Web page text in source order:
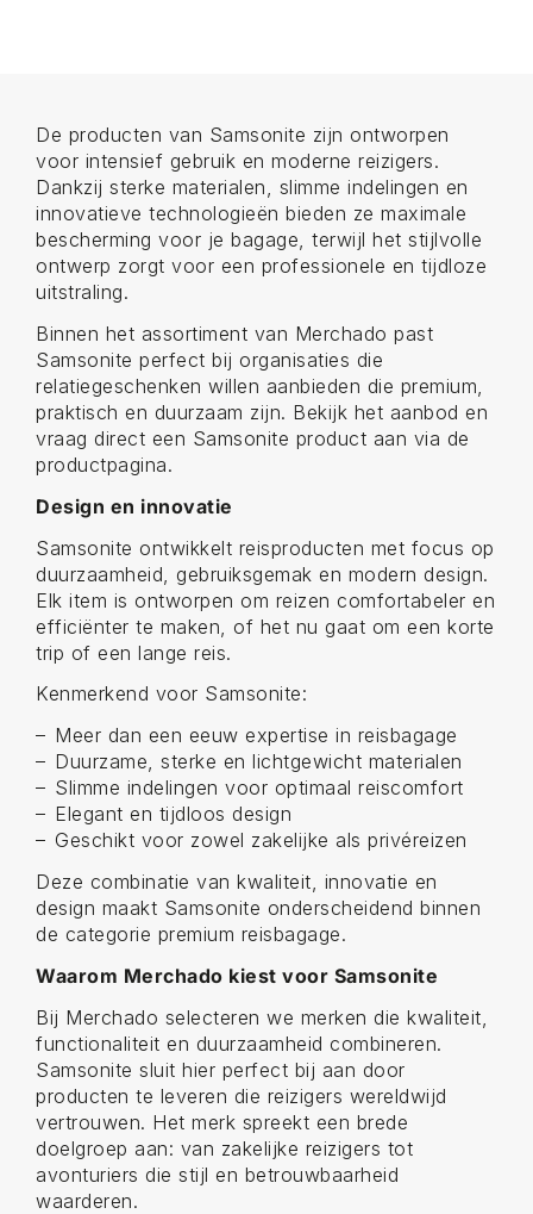
De producten van Samsonite zijn ontworpen
voor intensief gebruik en moderne reizigers.
Dankzij sterke materialen, slimme indelingen en
innovatieve technologieën bieden ze maximale
bescherming voor je bagage, terwijl het stijlvolle
ontwerp zorgt voor een professionele en tijdloze
uitstraling.
Binnen het assortiment van Merchado past
Samsonite perfect bij organisaties die
relatiegeschenken willen aanbieden die premium,
praktisch en duurzaam zijn. Bekijk het aanbod en
vraag direct een Samsonite product aan via de
productpagina.
Design en innovatie
Samsonite ontwikkelt reisproducten met focus op
duurzaamheid, gebruiksgemak en modern design.
Elk item is ontworpen om reizen comfortabeler en
efficiënter te maken, of het nu gaat om een korte
trip of een lange reis.
Kenmerkend voor Samsonite:
Meer dan een eeuw expertise in reisbagage
Duurzame, sterke en lichtgewicht materialen
Slimme indelingen voor optimaal reiscomfort
Elegant en tijdloos design
Geschikt voor zowel zakelijke als privéreizen
Deze combinatie van kwaliteit, innovatie en
design maakt Samsonite onderscheidend binnen
de categorie premium reisbagage.
Waarom Merchado kiest voor Samsonite
Bij Merchado selecteren we merken die kwaliteit,
functionaliteit en duurzaamheid combineren.
Samsonite sluit hier perfect bij aan door
producten te leveren die reizigers wereldwijd
vertrouwen. Het merk spreekt een brede
doelgroep aan: van zakelijke reizigers tot
avonturiers die stijl en betrouwbaarheid
waarderen.